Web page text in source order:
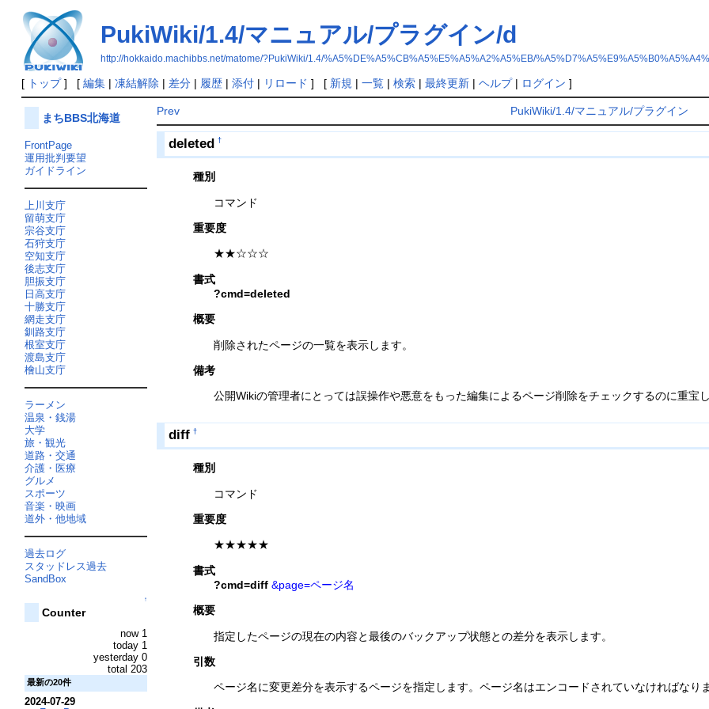
PukiWiki/1.4/マニュアル/プラグイン/d
http://hokkaido.machibbs.net/matome/?PukiWiki/1.4/%A5%DE%A5%CB%A5%E5%A5%A2%A5%EB/
[ トップ] [ 編集| 凍結解除 | 差分| 履歴| 添付| リロード ] [ 新規 | 一覧| 検索| 最終更新| ヘルプ| ログイン ]
Prev PukiWiki/1.4/マニュアル/プラグイン
deleted †
種別
コマンド
重要度
★★☆☆☆
書式
?cmd=deleted
概要
削除されたページの一覧を表示します。
備考
公開Wikiの管理者にとっては誤操作や悪意をもった編集によるページ削除をチェックするのに重宝し
diff †
種別
コマンド
重要度
★★★★★
書式
?cmd=diff &page=ページ名
概要
指定したページの現在の内容と最後のバックアップ状態との差分を表示します。
引数
ページ名に変更差分を表示するページを指定します。ページ名はエンコードされていなければなりま
まちBBS北海道
FrontPage
運用批判要望
ガイドライン
上川支庁
留萌支庁
宗谷支庁
石狩支庁
空知支庁
後志支庁
胆振支庁
日高支庁
十勝支庁
網走支庁
釧路支庁
根室支庁
渡島支庁
檜山支庁
ラーメン
温泉・銭湯
大学
旅・観光
道路・交通
介護・医療
グルメ
スポーツ
音楽・映画
道外・他地域
過去ログ
スタッドレス過去
SandBox
↑
Counter
now 1
today 1
yesterday 0
total 203
最新の20件
2024-07-29